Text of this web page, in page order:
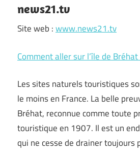
news21.tv
Site web :www.news21.tv
Comment aller sur l’île de
Les sites naturels touristiques
le moins en France. La belle
Bréhat, reconnue comme toute
touristique en 1907. Il est un
qui ne cesse de drainer toujours